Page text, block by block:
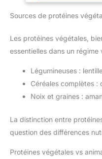
Sources de protéines
Les protéines végétales,
essentielles dans un régime
Légumineuses :
Céréales complètes :
Noix et graines :
La distinction entre
question des différences
Protéines végétales vs